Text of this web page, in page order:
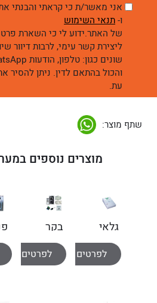
אני מאשר/ת כי קראתי והבנתי
ו-תנאי השימוש
של האתר.ידוע לי כי השארת
ליצירת קשר עימי, לרבות דיוור
והכול בהתאם לדין. ניתן
עת.
שתף מוצר:
מוצרים נוספים
גלאי
כספת
לפרטים נוספים
בקר
כניסה
קוראלפרטים